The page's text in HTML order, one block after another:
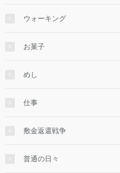
ウォーキング
お菓子
めし
仕事
敷金返還戦争
普通の日々